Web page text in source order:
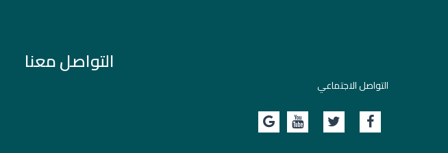
التواصل الاجتماعي
التواصل معنا